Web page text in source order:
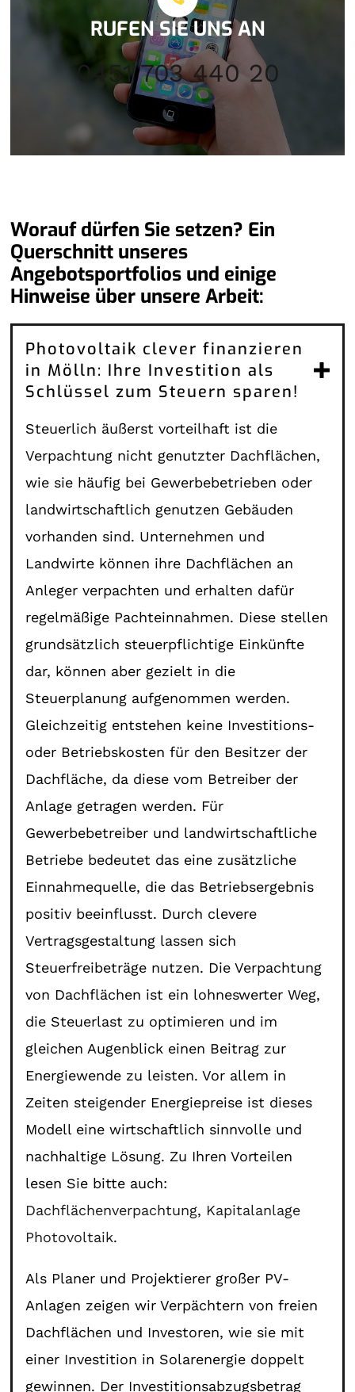
RUFEN SIE UNS AN
0451 703 440 20
Worauf dürfen Sie setzen? Ein
Querschnitt unseres
Angebotsportfolios und einige
Hinweise über unsere Arbeit:
Photovoltaik clever finanzieren
in Mölln: Ihre Investition als
Schlüssel zum Steuern sparen!
Steuerlich äußerst vorteilhaft ist die
Verpachtung nicht genutzter Dachflächen,
wie sie häufig bei Gewerbebetrieben oder
landwirtschaftlich genutzen Gebäuden
vorhanden sind. Unternehmen und
Landwirte können ihre Dachflächen an
Anleger verpachten und erhalten dafür
regelmäßige Pachteinnahmen. Diese stellen
grundsätzlich steuerpflichtige Einkünfte
dar, können aber gezielt in die
Steuerplanung aufgenommen werden.
Gleichzeitig entstehen keine Investitions-
oder Betriebskosten für den Besitzer der
Dachfläche, da diese vom Betreiber der
Anlage getragen werden. Für
Gewerbebetreiber und landwirtschaftliche
Betriebe bedeutet das eine zusätzliche
Einnahmequelle, die das Betriebsergebnis
positiv beeinflusst. Durch clevere
Vertragsgestaltung lassen sich
Steuerfreibeträge nutzen. Die Verpachtung
von Dachflächen ist ein lohneswerter Weg,
die Steuerlast zu optimieren und im
gleichen Augenblick einen Beitrag zur
Energiewende zu leisten. Vor allem in
Zeiten steigender Energiepreise ist dieses
Modell eine wirtschaftlich sinnvolle und
nachhaltige Lösung. Zu Ihren Vorteilen
lesen Sie bitte auch:
Dachflächenverpachtung, Kapitalanlage
Photovoltaik.
Als Planer und Projektierer großer PV-
Anlagen zeigen wir Verpächtern von freien
Dachflächen und Investoren, wie sie mit
einer Investition in Solarenergie doppelt
gewinnen. Der Investitionsabzugsbetrag